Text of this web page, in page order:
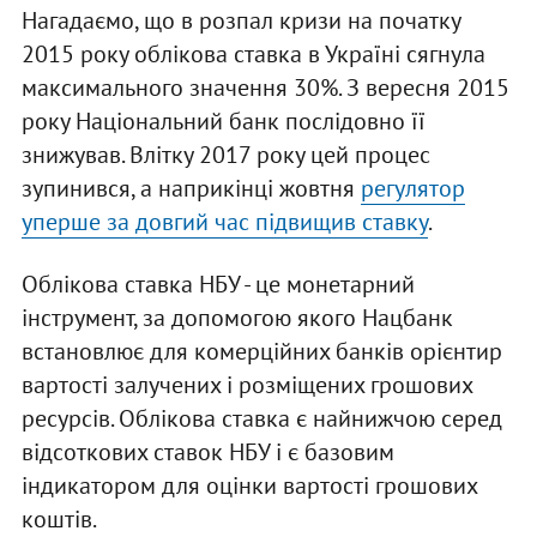
Нагадаємо, що в розпал кризи на початку
2015 року облікова ставка в Україні сягнула
максимального значення 30%. З вересня 2015
року Національний банк послідовно її
знижував. Влітку 2017 року цей процес
зупинився, а наприкінці жовтня регулятор
уперше за довгий час підвищив ставку.
Облікова ставка НБУ - це монетарний
інструмент, за допомогою якого Нацбанк
встановлює для комерційних банків орієнтир
вартості залучених і розміщених грошових
ресурсів. Облікова ставка є найнижчою серед
відсоткових ставок НБУ і є базовим
індикатором для оцінки вартості грошових
коштів.